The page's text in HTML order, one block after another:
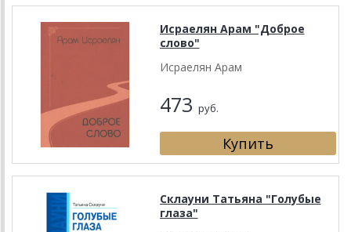
Исраелян Арам "Доброе
слово"
Исраелян Арам
473 руб.
Склауни Татьяна "Голубые
глаза"